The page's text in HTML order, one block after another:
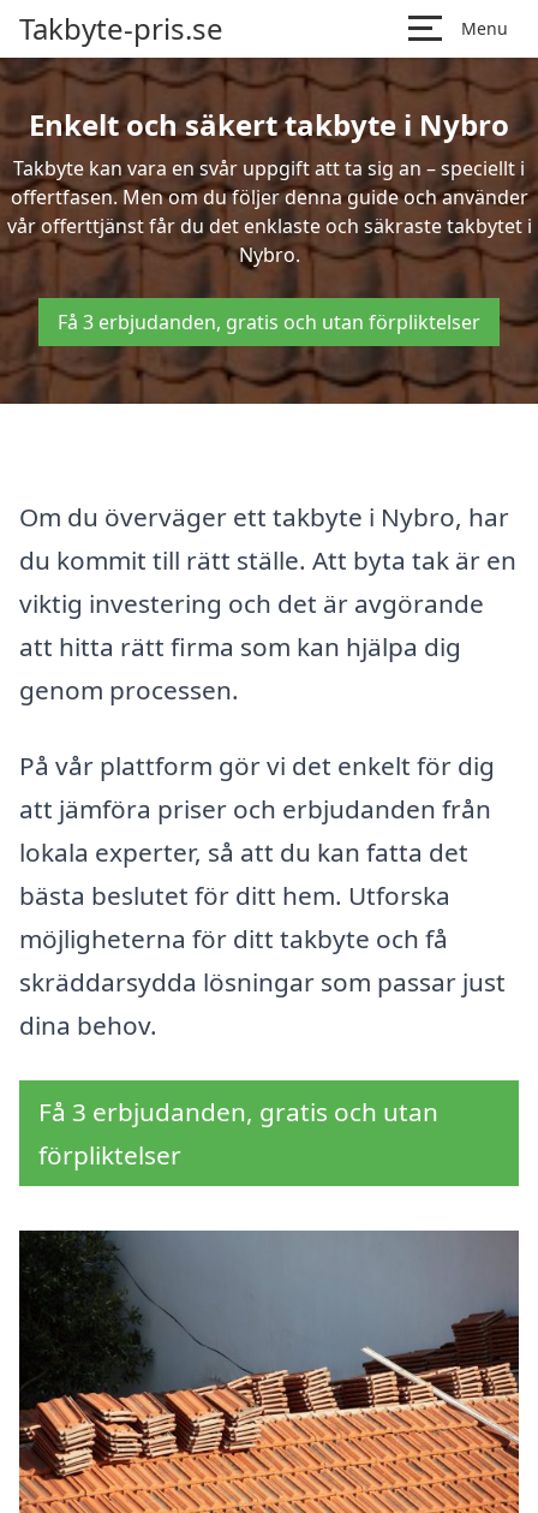
Takbyte-pris.se Menu
Enkelt och säkert takbyte i Nybro
Takbyte kan vara en svår uppgift att ta sig an – speciellt i
offertfasen. Men om du följer denna guide och använder
vår offerttjänst får du det enklaste och säkraste takbytet i
Nybro.
Få 3 erbjudanden, gratis och utan förpliktelser
Om du överväger ett takbyte i Nybro, har
du kommit till rätt ställe. Att byta tak är en
viktig investering och det är avgörande
att hitta rätt firma som kan hjälpa dig
genom processen.
På vår plattform gör vi det enkelt för dig
att jämföra priser och erbjudanden från
lokala experter, så att du kan fatta det
bästa beslutet för ditt hem. Utforska
möjligheterna för ditt takbyte och få
skräddarsydda lösningar som passar just
dina behov.
Få 3 erbjudanden, gratis och utan
förpliktelser